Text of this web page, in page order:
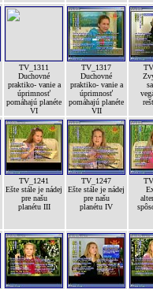
TV_1311
Duchovné
praktiko- vanie a
úprimnosť
pomáhajú planéte
VI
TV_1317
Duchovné
praktiko- vanie a
úprimnosť
pomáhajú planéte
VII
TV_1241
Ešte stále je nádej
pre našu
planétu III
TV_1247
Ešte stále je nádej
pre našu
planétu IV